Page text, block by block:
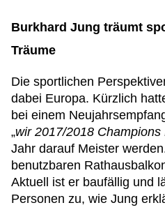
Burkhard Jung träumt
Träume
Die sportlichen
dabei Europa. Kürzlich
bei einem
„wir 2017/2018
Jahr darauf Meister
benutzbaren
Aktuell ist er baufällig und
Personen zu, wie Jung